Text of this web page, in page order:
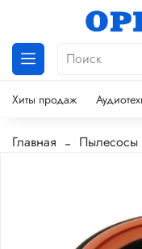
Хиты продаж
Главная Пылесосы